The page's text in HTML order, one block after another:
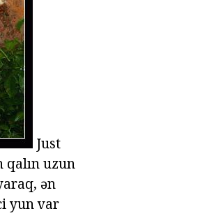
Just
qalın uzun
ən
yun var